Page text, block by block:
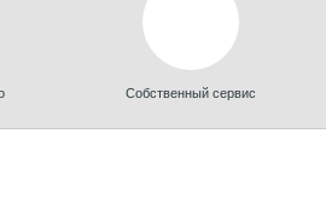
Собственный сервис